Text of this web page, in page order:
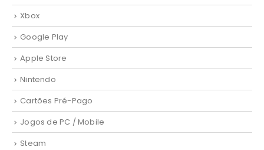
Xbox
Google Play
Apple Store
Nintendo
Cartões Pré-Pago
Jogos de PC / Mobile
Steam